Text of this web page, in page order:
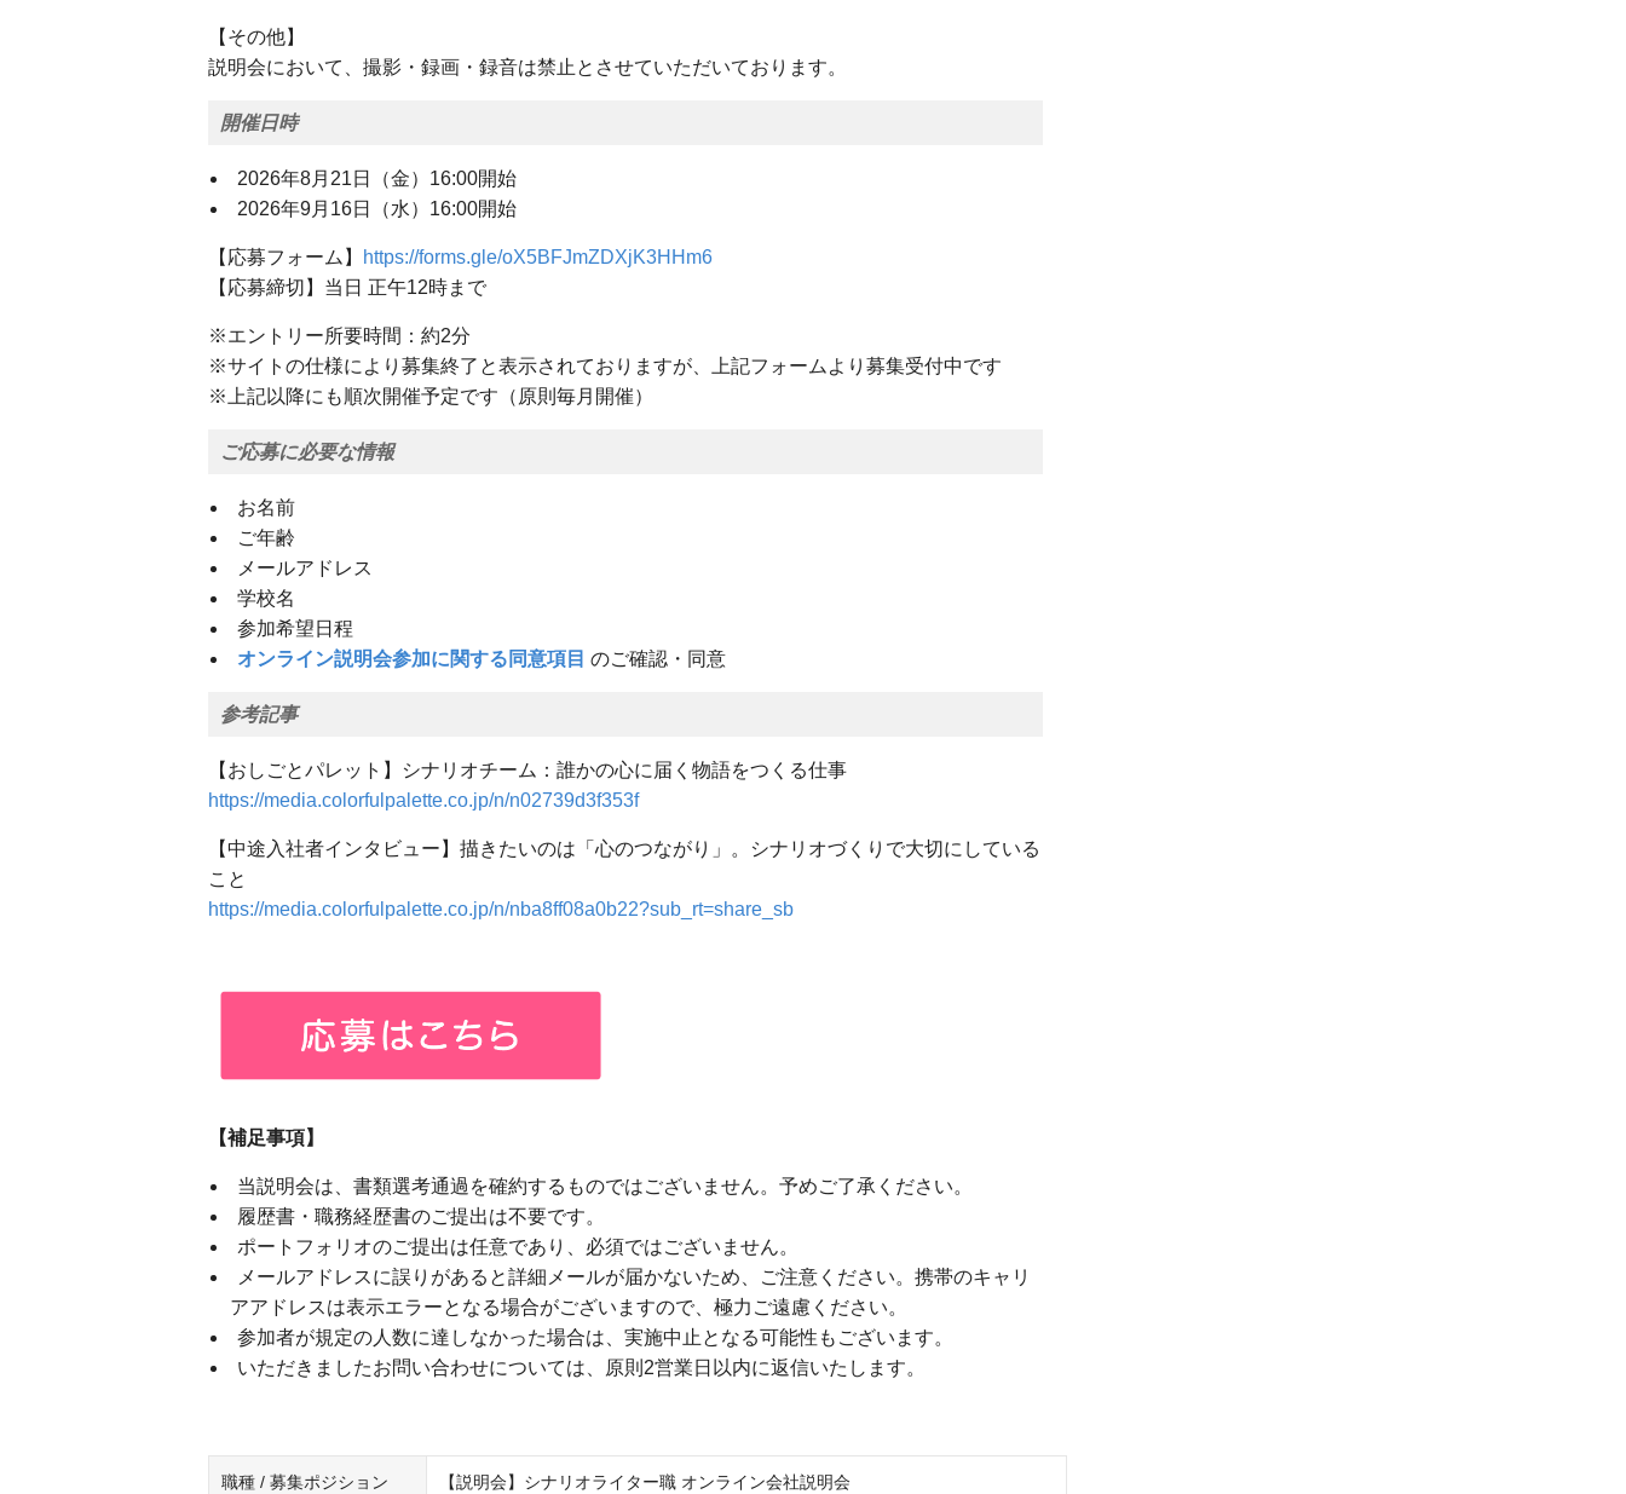
【その他】
説明会において、撮影・録画・録音は禁止とさせていただいております。
開催日時
2026年8月21日（金）16:00開始
2026年9月16日（水）16:00開始
【応募フォーム】
https://forms.gle/oX5BFJmZDXjK3HHm6
【応募締切】当日 正午12時まで
※エントリー所要時間：約2分
※サイトの仕様により募集終了と表示されておりますが、上記フォームより募集受付中です
※上記以降にも順次開催予定です（原則毎月開催）
ご応募に必要な情報
お名前
ご年齢
メールアドレス
学校名
参加希望日程
オンライン説明会参加に関する同意項目 のご確認・同意
参考記事
【おしごとパレット】シナリオチーム：誰かの心に届く物語をつくる仕事
https://media.colorfulpalette.co.jp/n/n02739d3f353f
【中途入社者インタビュー】描きたいのは「心のつながり」。シナリオづくりで大切にしている
こと
https://media.colorfulpalette.co.jp/n/nba8ff08a0b22?sub_rt=share_sb
【補足事項】
当説明会は、書類選考通過を確約するものではございません。予めご了承ください。
履歴書・職務経歴書のご提出は不要です。
ポートフォリオのご提出は任意であり、必須ではございません。
メールアドレスに誤りがあると詳細メールが届かないため、ご注意ください。携帯のキャリ
アアドレスは表示エラーとなる場合がございますので、極力ご遠慮ください。
参加者が規定の人数に達しなかった場合は、実施中止となる可能性もございます。
いただきましたお問い合わせについては、原則2営業日以内に返信いたします。
職種 / 募集ポジション 【説明会】シナリオライター職 オンライン会社説明会